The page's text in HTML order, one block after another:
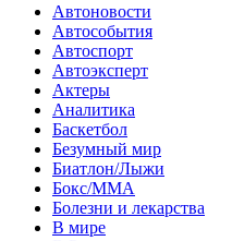
Автоновости
Автособытия
Автоспорт
Автоэксперт
Актеры
Аналитика
Баскетбол
Безумный мир
Биатлон/Лыжи
Бокс/MMA
Болезни и лекарства
В мире